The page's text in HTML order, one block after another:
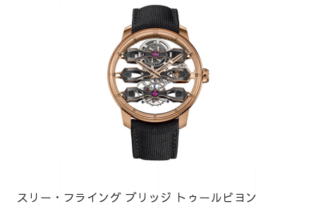
スリー・フライング ブリッジ トゥールビヨン